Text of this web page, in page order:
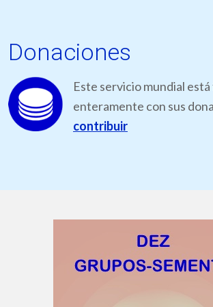
Donaciones
Este servicio mundial
enteramente con sus
contribuir